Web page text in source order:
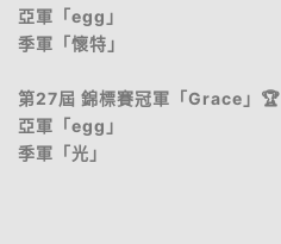
亞軍「egg」
季軍「懷特」
第27屆 錦標賽冠軍「Grace」🏆
亞軍「egg」
季軍「光」